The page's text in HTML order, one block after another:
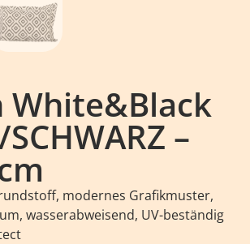
White&Black
–
modernes Grafikmuster,
wasserabweisend, UV-beständig